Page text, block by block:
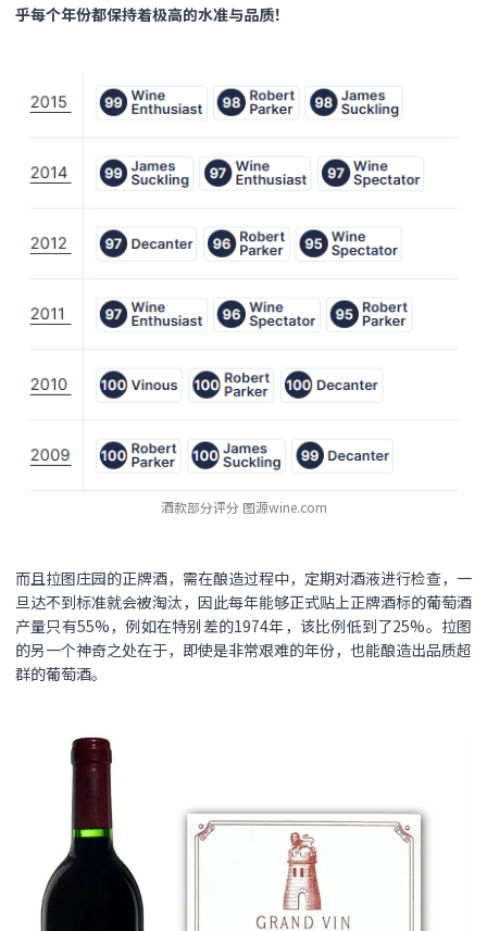
乎每个年份都保持着极高的水准与品质！
酒款部分评分 图源wine.com
而且拉图庄园的正牌酒，需在酿造过程中，定期对酒液进行检查，一
旦达不到标准就会被淘汰，因此每年能够正式贴上正牌酒标的葡萄酒
产量只有55%，例如在特别差的1974年，该比例低到了25%。拉图
的另一个神奇之处在于，即使是非常艰难的年份，也能酿造出品质超
群的葡萄酒。